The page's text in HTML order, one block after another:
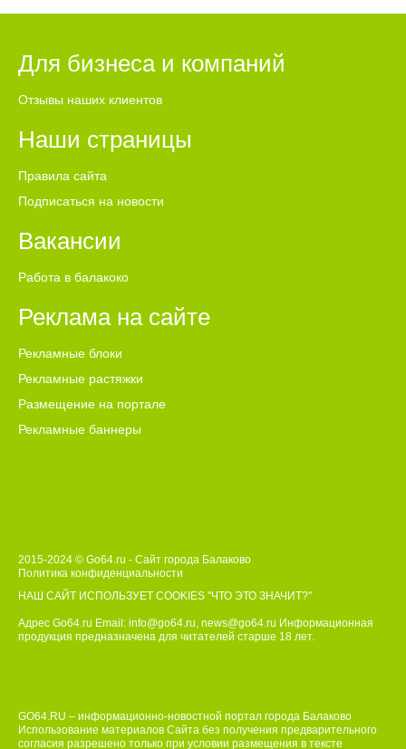
Для бизнеса и компаний
Отзывы наших клиентов
Наши страницы
Правила сайта
Подписаться на новости
Вакансии
Работа в балакоко
Реклама на сайте
Рекламные блоки
Рекламные растяжки
Размещение на портале
Рекламные баннеры
2015-2024 © Go64.ru - Сайт города Балаково
Политика конфиденциальности
НАШ САЙТ ИСПОЛЬЗУЕТ COOKIES "ЧТО ЭТО ЗНАЧИТ?"
Адрес Go64.ru Email: info@go64.ru, news@go64.ru Информационная
продукция предназначена для читателей старше 18 лет.
GO64.RU – информационно-новостной портал города Балаково
Использование материалов Сайта без получения предварительного
согласия разрешено только при условии размещения в тексте